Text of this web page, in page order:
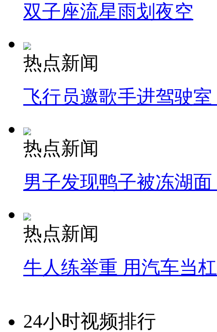
双子座流星雨划夜空
热点新闻
飞行员邀歌手进驾驶
热点新闻
男子发现鸭子被冻湖
热点新闻
牛人练举重 用汽车当
24小时视频排行